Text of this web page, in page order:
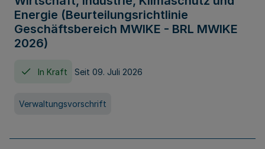
Energie (Beurteilungsrichtlinie
Geschäftsbereich MWIKE - BRL MWIKE
2026)
In Kraft Seit 09. Juli 2026
Verwaltungsvorschrift